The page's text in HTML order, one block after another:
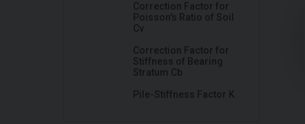
Correction Factor for
Poisson's Ratio of Soil
Cv
Correction Factor for
Stiffness of Bearing
Stratum Cb
Pile-Stiffness Factor K